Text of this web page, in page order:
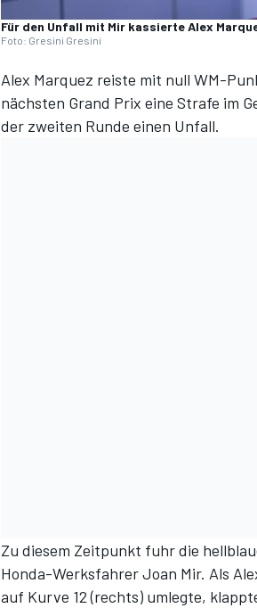
Für den Unfall mit Mir kassierte Alex
Foto: Gresini Gresini
Alex Marquez reiste mit null WM-
nächsten Grand Prix eine Strafe im
der zweiten Runde einen Unfall.
Zu diesem Zeitpunkt fuhr die
Honda-Werksfahrer Joan Mir. Als
auf Kurve 12 (rechts) umlegte,